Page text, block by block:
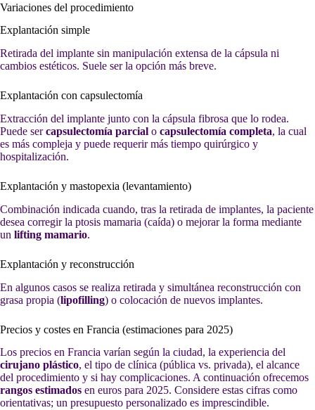
Variaciones del procedimiento
Explantación simple
Retirada del implante sin manipulación extensa de la cápsula ni
cambios estéticos. Suele ser la opción más breve.
Explantación con capsulectomía
Extracción del implante junto con la cápsula fibrosa que lo rodea.
Puede sercapsulectomía parcial o capsulectomía completa, la cual
es más compleja y puede requerir más tiempo quirúrgico y
hospitalización.
Explantación y mastopexia (levantamiento)
Combinación indicada cuando, tras la retirada de implantes, la paciente
desea corregir la ptosis mamaria (caída) o mejorar la forma mediante
un lifting mamario.
Explantación y reconstrucción
En algunos casos se realiza retirada y simultánea reconstrucción con
grasa propia (lipofilling) o colocación de nuevos implantes.
Precios y costes en Francia (estimaciones para 2025)
Los precios en Francia varían según la ciudad, la experiencia del
cirujano plástico, el tipo de clínica (pública vs. privada), el alcance
del procedimiento y si hay complicaciones. A continuación ofrecemos
rangos estimados en euros para 2025. Considere estas cifras como
orientativas; un presupuesto personalizado es imprescindible.